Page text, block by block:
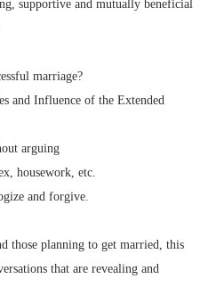
supportive and mutually beneficial
marriage?
and Influence of the Extended
arguing
housework, etc.
and forgive.
those planning to get married, this
that are revealing and